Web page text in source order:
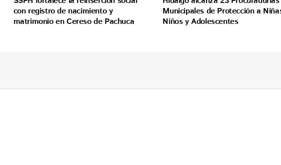
con registro de nacimiento y
matrimonio en Cereso de Pachuca
Municipales de Protección a
Niños y Adolescentes